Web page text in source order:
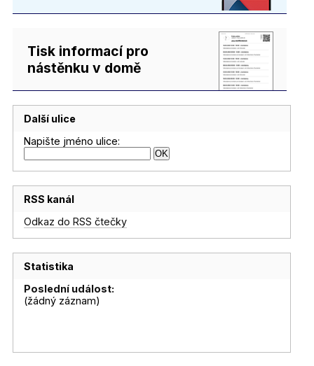
Tisk informací pro
nástěnku v domě
Další ulice
Napište jméno ulice:
RSS kanál
Odkaz do RSS čtečky
Statistika
Poslední událost:
(žádný záznam)